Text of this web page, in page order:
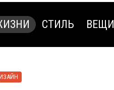
СТИЛЬ ВЕЩИ